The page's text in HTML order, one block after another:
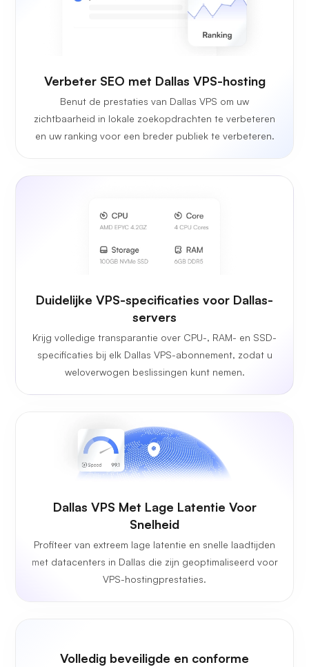
Verbeter SEO met Dallas VPS-hosting
Benut de prestaties van Dallas VPS om uw
zichtbaarheid in lokale zoekopdrachten te verbeteren
en uw ranking voor een breder publiek te verbeteren.
Duidelijke VPS-specificaties voor Dallas-
servers
Krijg volledige transparantie over CPU-, RAM- en SSD-
specificaties bij elk Dallas VPS-abonnement, zodat u
weloverwogen beslissingen kunt nemen.
Dallas VPS Met Lage Latentie Voor
Snelheid
Profiteer van extreem lage latentie en snelle laadtijden
met datacenters in Dallas die zijn geoptimaliseerd voor
VPS-hostingprestaties.
Volledig beveiligde en conforme